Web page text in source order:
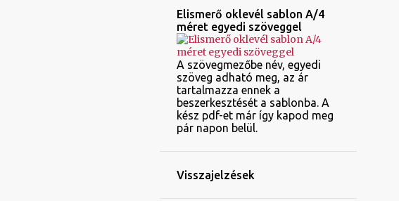
Elismerő oklevél sablon A/4
méret egyedi szöveggel
A szövegmezőbe név, egyedi
szöveg adható meg, az ár
tartalmazza ennek a
beszerkesztését a sablonba. A
kész pdf-et már így kapod meg
pár napon belül.
Visszajelzések